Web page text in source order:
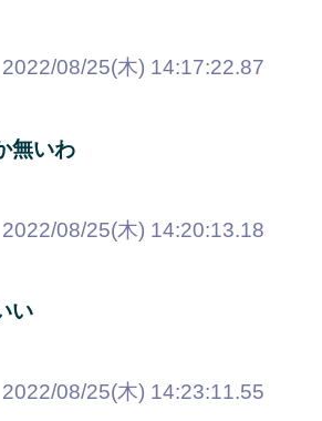
2022/08/25(木) 14:17:22.87
無いわ
2022/08/25(木) 14:20:13.18
い
2022/08/25(木) 14:23:11.55